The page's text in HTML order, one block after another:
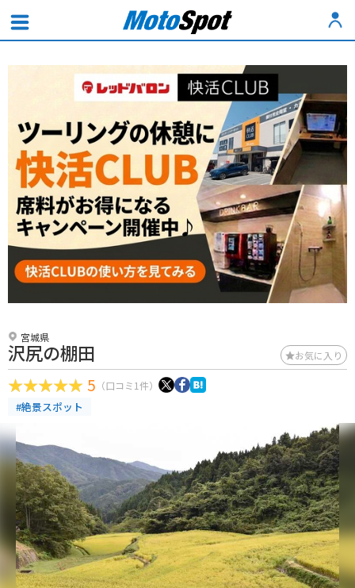
宮城県
沢尻の棚田 お気に入り
5 （口コミ1件）
#絶景スポット